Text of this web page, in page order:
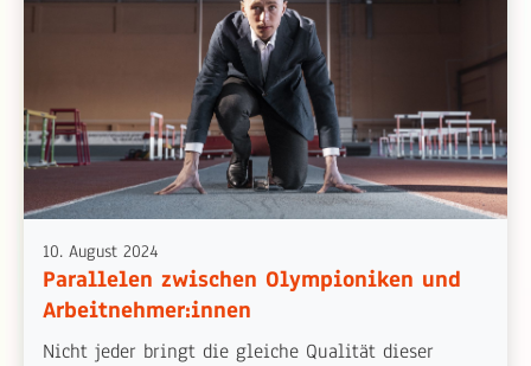
10. August 2024
Parallelen zwischen Olympioniken und
Arbeitnehmer:innen
Nicht jeder bringt die gleiche Qualität dieser